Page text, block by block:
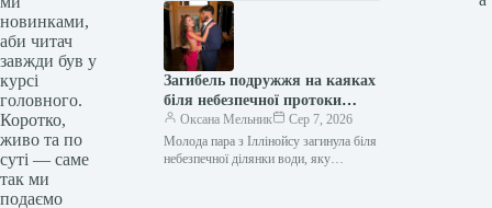
новинками,
аби читач
завжди був у
курсі
головного.
Коротко,
живо та по
суті — саме
так ми
подаємо
найважливіших автомобільних
новин…
Загибель подружжя на каяках
біля небезпечної протоки
“Двері смерті”
Оксана Мельник
Сер 7, 2026
Молода пара з Іллінойсу загинула біля
небезпечної ділянки води, яку